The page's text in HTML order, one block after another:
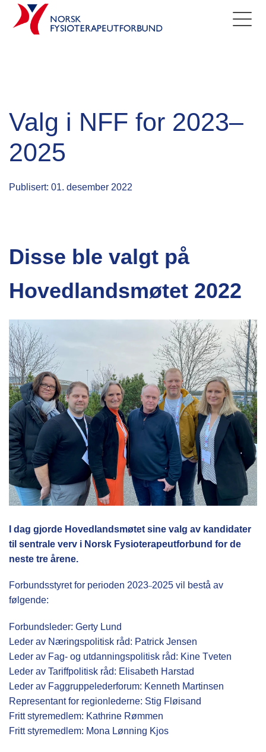
Valg i NFF for 2023–
2025
Publisert: 01. desember 2022
Disse ble valgt på
Hovedlandsmøtet 2022
I dag gjorde Hovedlandsmøtet sine valg av kandidater
til sentrale verv i Norsk Fysioterapeutforbund for de
neste tre årene.
Forbundsstyret for perioden 2023–2025 vil bestå av
følgende:
Forbundsleder: Gerty Lund
Leder av Næringspolitisk råd: Patrick Jensen
Leder av Fag- og utdanningspolitisk råd: Kine Tveten
Leder av Tariffpolitisk råd: Elisabeth Harstad
Leder av Faggruppelederforum: Kenneth Martinsen
Representant for regionlederne: Stig Fløisand
Fritt styremedlem: Kathrine Rømmen
Fritt styremedlem: Mona Lønning Kjos